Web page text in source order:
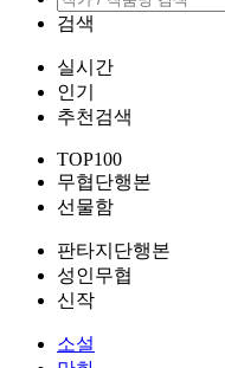
검색
실시간
인기
추천검색
TOP100
무협단행본
선물함
판타지단행본
성인무협
신작
소설